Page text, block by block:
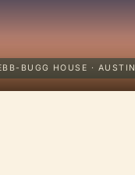
BUGG HOUSE · AUSTIN